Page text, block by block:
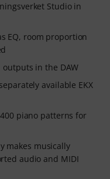
Studio in
EQ, room proportion
in the DAW
available EKX
piano patterns for
makes musically
audio and MIDI